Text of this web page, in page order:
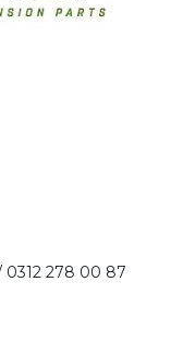
0312 278 00 87